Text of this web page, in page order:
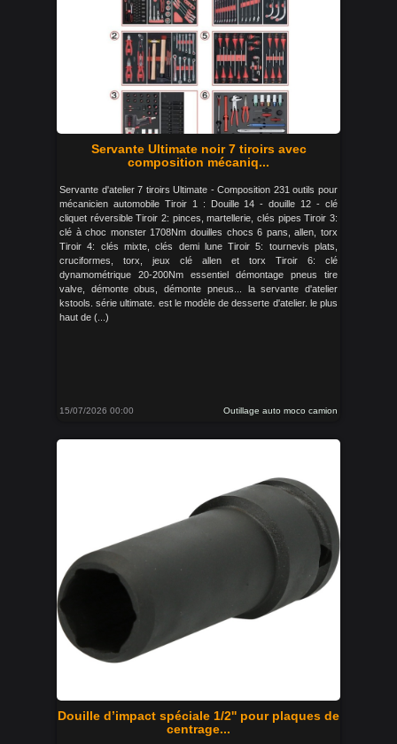
Servante Ultimate noir 7 tiroirs avec
composition mécaniq...
Servante d'atelier 7 tiroirs Ultimate - Composition 231 outils pour
mécanicien automobile Tiroir 1 : Douille 14 - douille 12 - clé
cliquet réversible Tiroir 2: pinces, martellerie, clés pipes Tiroir 3:
clé à choc monster 1708Nm douilles chocs 6 pans, allen, torx
Tiroir 4: clés mixte, clés demi lune Tiroir 5: tournevis plats,
cruciformes, torx, jeux clé allen et torx Tiroir 6: clé
dynamométrique 20-200Nm essentiel démontage pneus tire
valve, démonte obus, démonte pneus... la servante d'atelier
kstools. série ultimate. est le modèle de desserte d'atelier. le plus
haut de (...)
15/07/2026 00:00 Outillage auto moco camion
Douille d’impact spéciale 1/2'' pour plaques de
centrage...